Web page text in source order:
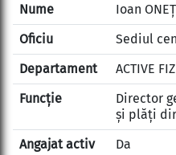
Ioan ONEȚ
Sediul
ACTIVE
Director
și plăți
Da